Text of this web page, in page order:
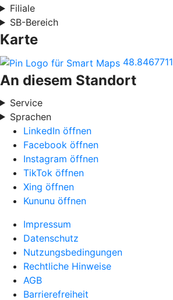
Filiale
SB-Bereich
Karte
48.8467711
An diesem Standort
Service
Sprachen
LinkedIn öffnen
Facebook öffnen
Instagram öffnen
TikTok öffnen
Xing öffnen
Kununu öffnen
Impressum
Datenschutz
Nutzungsbedingungen
Rechtliche Hinweise
AGB
Barrierefreiheit